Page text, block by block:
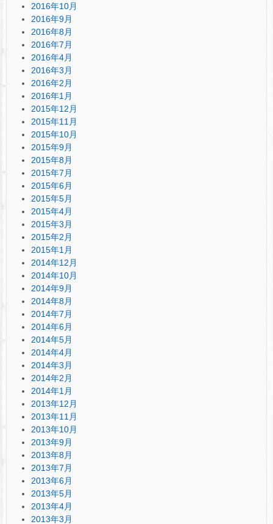
2016年10月
2016年9月
2016年8月
2016年7月
2016年4月
2016年3月
2016年2月
2016年1月
2015年12月
2015年11月
2015年10月
2015年9月
2015年8月
2015年7月
2015年6月
2015年5月
2015年4月
2015年3月
2015年2月
2015年1月
2014年12月
2014年10月
2014年9月
2014年8月
2014年7月
2014年6月
2014年5月
2014年4月
2014年3月
2014年2月
2014年1月
2013年12月
2013年11月
2013年10月
2013年9月
2013年8月
2013年7月
2013年6月
2013年5月
2013年4月
2013年3月